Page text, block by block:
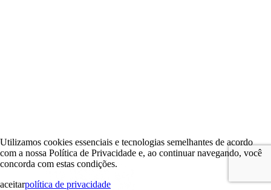
Utilizamos cookies essenciais e tecnologias semelhantes de acordo
com a nossa Política de Privacidade e, ao continuar navegando, você
concorda com estas condições.
aceitarpolítica de privacidade